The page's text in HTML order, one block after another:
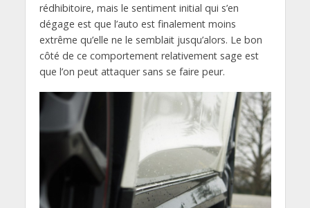
rédhibitoire, mais le sentiment initial qui s’en
dégage est que l’auto est finalement moins
extrême qu’elle ne le semblait jusqu’alors. Le bon
côté de ce comportement relativement sage est
que l’on peut attaquer sans se faire peur.